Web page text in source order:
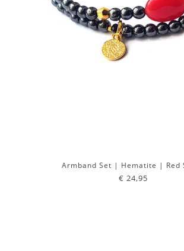
Armband Set | Hematite | Red
€ 24,95